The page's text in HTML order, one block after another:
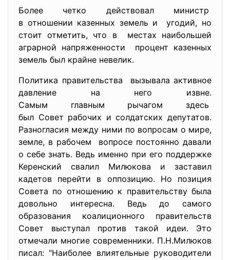
Более четко действовал министр
в отношении казенных земель и угодий, но
стоит отметить, что в местах наибольшей
аграрной напряженности процент казенных
земель был крайне невелик.
Политика правительства вызывала активное
давление на него извне.
Самым главным рычагом здесь
был Совет рабочих и солдатских депутатов.
Разногласия между ними по вопросам о мире,
земле, в рабочем вопросе постоянно давали
о себе знать. Ведь именно при его поддержке
Керенский свалил Милюкова и заставил
кадетов перейти в оппозицию. Но позиция
Совета по отношению к правительству была
довольно интересна. Ведь до самого
образования коалиционного правительств
Совет выступал против такой идеи. Это
отмечали многие современники. П.Н.Милюков
писал: "Наиболее влиятельные руководители